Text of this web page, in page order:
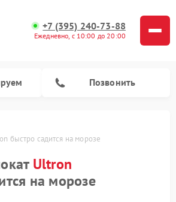
+7 (395) 240-73-88
Ежедневно, с 10:00 до 20:00
Позвонить
быстро садится на морозе
Ultron
на морозе